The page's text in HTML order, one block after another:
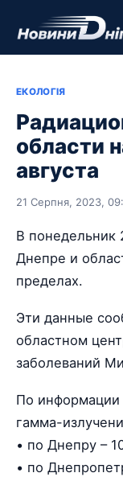
ЕКОЛОГІЯ
области
августа
21 Серпня, 2023,
В понедельник
Днепре и
пределах.
Эти данные
областном
заболеваний
По информации
гамма-
• по Днепру –
• по